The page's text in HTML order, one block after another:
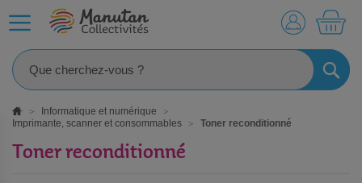
Informatique et numérique
Imprimante, scanner et consommables
Toner reconditionné
Toner reconditionné